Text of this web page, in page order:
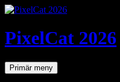
PixelCat 2026
SökPrimär meny Gå
till